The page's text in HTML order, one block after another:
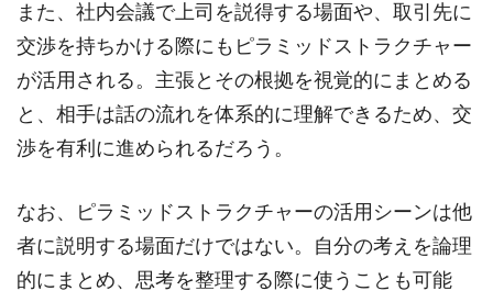
また、社内会議で上司を説得する場面や、取引先に
交渉を持ちかける際にもピラミッドストラクチャー
が活用される。主張とその根拠を視覚的にまとめる
と、相手は話の流れを体系的に理解できるため、交
渉を有利に進められるだろう。
なお、ピラミッドストラクチャーの活用シーンは他
者に説明する場面だけではない。自分の考えを論理
的にまとめ、思考を整理する際に使うことも可能